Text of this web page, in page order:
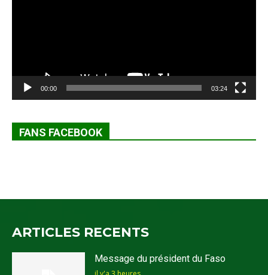
00:00 03:24
FANS FACEBOOK
ARTICLES RECENTS
Message du président du Faso